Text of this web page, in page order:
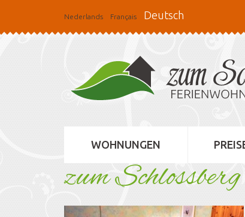
Nederlands Français Deutsch
WOHNUNGEN
zum